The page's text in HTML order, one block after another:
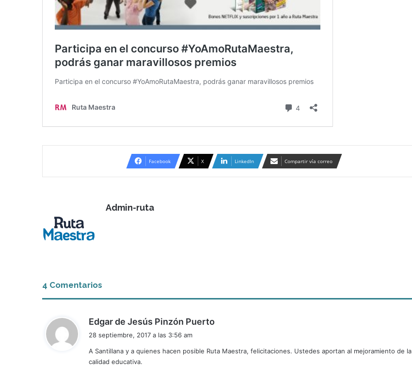
Facebook X LinkedIn Compartir vía correo
Admin-ruta
4 Comentarios
Edgar de Jesús Pinzón Puerto
e
28 septiembre, 2017 a las 3:56 am
A Santillana y a quienes hacen posible Ruta Maestra, felicitaciones. Ustedes aportan al mejoramiento de la
calidad educativa.